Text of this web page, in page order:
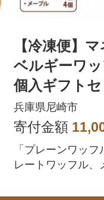
【冷凍便】
ベルギーワ
個入ギフト
RB-
兵庫県尼崎市
寄付金額
「プレーンワッ
レートワッフル、
トセットです。